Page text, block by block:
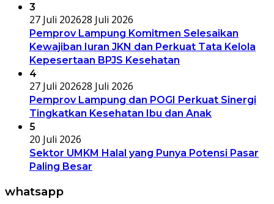
3
27 Juli 202628 Juli 2026
Pemprov Lampung Komitmen Selesaikan
Kewajiban Iuran JKN dan Perkuat Tata Kelola
Kepesertaan BPJS Kesehatan
4
27 Juli 202628 Juli 2026
Pemprov Lampung dan POGI Perkuat Sinergi
Tingkatkan Kesehatan Ibu dan Anak
5
20 Juli 2026
Sektor UMKM Halal yang Punya Potensi Pasar
Paling Besar
whatsapp